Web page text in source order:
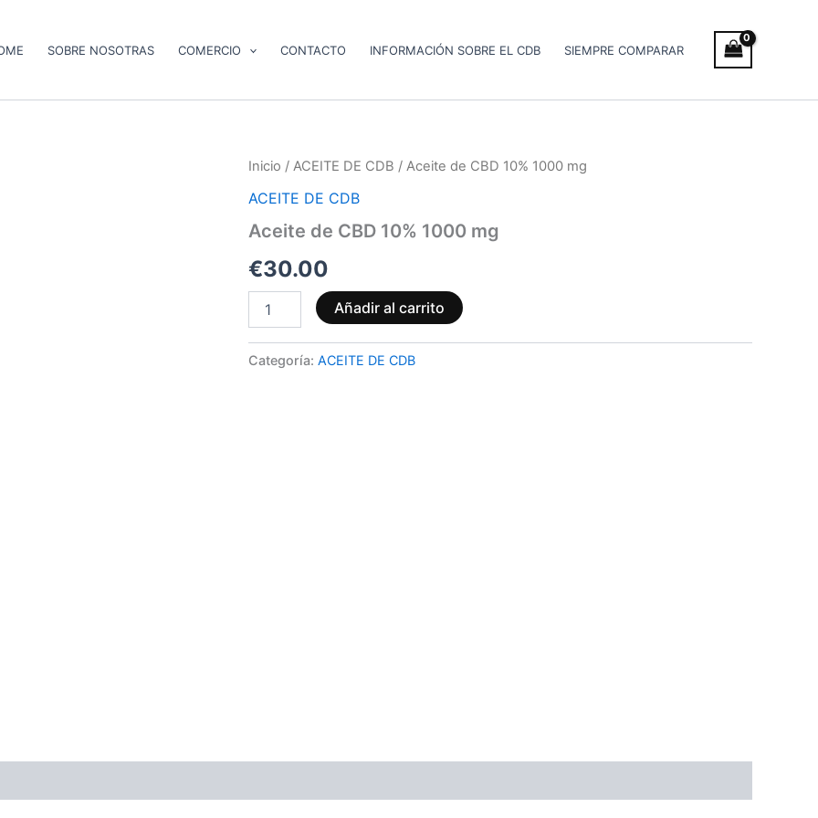
SOBRE NOSOTRAS COMERCIO CONTACTO INFORMACIÓN SOBRE EL CDB SIEMPRE COMPARAR
Inicio / ACEITE DE CDB / Aceite de CBD 10% 1000 mg
ACEITE DE CDB
Aceite de CBD 10% 1000 mg
€30.00
Aceite
CBD
1000
cantidad
Añadir al carrito
Categoría: ACEITE DE CDB